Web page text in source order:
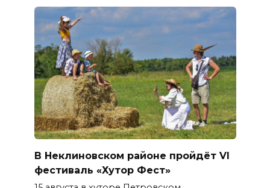
В Неклиновском районе пройдёт VI
фестиваль «Хутор Фест»